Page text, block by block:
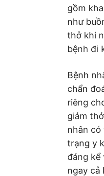
gồm
như
thở khi
bệnh đi
Bệnh
chẩn
riêng
giảm
nhân có
trạng y
đáng kể
ngay cả